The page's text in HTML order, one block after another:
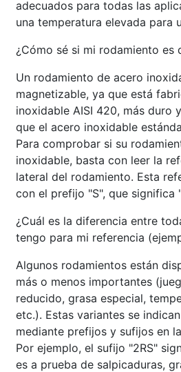
adecuados para todas las
una temperatura elevada para
¿Cómo sé si mi rodamiento es
Un rodamiento de acero
magnetizable, ya que está
inoxidable AISI 420, más duro
que el acero inoxidable
Para comprobar si su
inoxidable, basta con leer la
lateral del rodamiento. Esta
con el prefijo "S", que significa
¿Cuál es la diferencia entre
tengo para mi referencia
Algunos rodamientos están
más o menos importantes
reducido, grasa especial,
etc.). Estas variantes se
mediante prefijos y sufijos en
Por ejemplo, el sufijo "2RS"
es a prueba de salpicaduras,